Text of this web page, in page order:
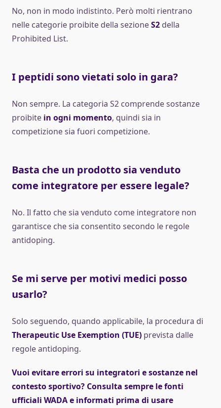
No, non in modo indistinto. Però molti rientrano
nelle categorie proibite della sezioneS2 della
Prohibited List.
I peptidi sono vietati solo in gara?
Non sempre. La categoria S2 comprende sostanze
proibite in ogni momento, quindi sia in
competizione sia fuori competizione.
Basta che un prodotto sia venduto
come integratore per essere legale?
No. Il fatto che sia venduto come integratore non
garantisce che sia consentito secondo le regole
antidoping.
Se mi serve per motivi medici posso
usarlo?
Solo seguendo, quando applicabile, la procedura di
Therapeutic Use Exemption (TUE) prevista dalle
regole antidoping.
Vuoi evitare errori su integratori e sostanze nel
contesto sportivo? Consulta sempre le fonti
ufficiali WADA e informati prima di usare